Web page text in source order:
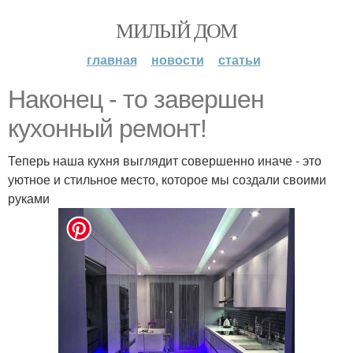
МИЛЫЙ ДОМ
главная новости статьи
Наконец - то завершен
кухонный ремонт!
Теперь наша кухня выглядит совершенно иначе - это
уютное и стильное место, которое мы создали своими
руками